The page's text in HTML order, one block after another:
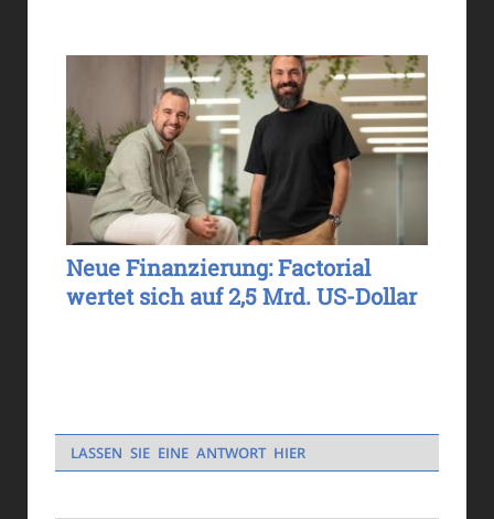
Neue Finanzierung: Factorial
wertet sich auf 2,5 Mrd. US-Dollar
LASSEN SIE EINE ANTWORT HIER